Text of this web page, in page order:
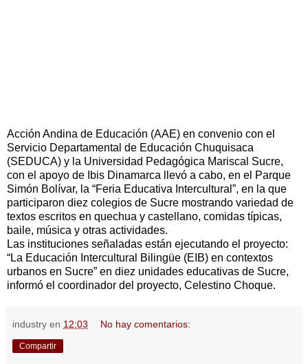
Acción Andina de Educación (AAE) en convenio con el
Servicio Departamental de Educación Chuquisaca
(SEDUCA) y la Universidad Pedagógica Mariscal Sucre,
con el apoyo de Ibis Dinamarca llevó a cabo, en el Parque
Simón Bolívar, la “Feria Educativa Intercultural”, en la que
participaron diez colegios de Sucre mostrando variedad de
textos escritos en quechua y castellano, comidas típicas,
baile, música y otras actividades.
Las instituciones señaladas están ejecutando el proyecto:
“La Educación Intercultural Bilingüe (EIB) en contextos
urbanos en Sucre” en diez unidades educativas de Sucre,
informó el coordinador del proyecto, Celestino Choque.
industry en 12:03 No hay comentarios:
Compartir